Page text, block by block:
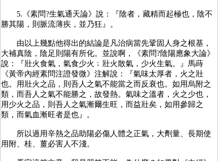
5.《素問?生氣通天論》說：『陰者，藏精而起極也，陰不
勝其陽，則脈流薄疾，並乃狂』。
由以上幾點他得出的結論是凡治病當先鞏固人身之根基，
大補真陰，陰足則陽有所化。並說啊，《素問?陰陽應象大論》
說：『壯火食氣，氣食少火﹔壯火散氣，少火生氣。』馬蒔
《黃帝內經素問注證發微》注解說：『氣味太厚者，火之壯
也。用壯火之品，則吾人之氣不能當之而反衰也。如用烏附之
類，而吾人之氣不能勝之，故發熱。氣味之溫者，火之少也，
用少火之品，則吾人之氣漸爾生旺，而益壯矣，如用參歸之
類，而氣血漸旺者是也』。
所以過用辛熱之品助陽必傷人體之正氣，大劑量、長期使
用附、桂、薑必害人不淺。